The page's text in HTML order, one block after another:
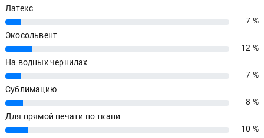
Латекс
7%
7 %
Экосольвент
12%
12 %
На водных чернилах
7%
7 %
Сублимацию
8%
8 %
Для прямой печати по ткани
10%
10 %